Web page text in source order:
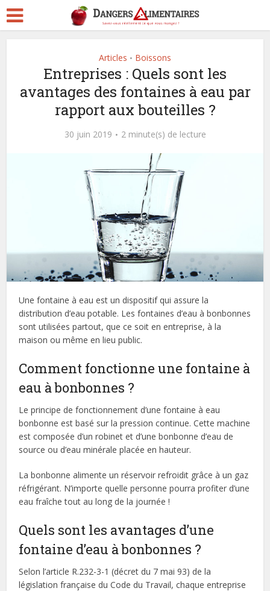
Articles • Boissons
Entreprises : Quels sont les
avantages des fontaines à eau par
rapport aux bouteilles ?
30 juin 2019 2 minute(s) de lecture
Une fontaine à eau est un dispositif qui assure la
distribution d’eau potable. Les fontaines d’eau à bonbonnes
sont utilisées partout, que ce soit en entreprise, à la
maison ou même en lieu public.
Comment fonctionne une fontaine à
eau à bonbonnes ?
Le principe de fonctionnement d’une fontaine à eau
bonbonne est basé sur la pression continue. Cette machine
est composée d’un robinet et d’une bonbonne d’eau de
source ou d’eau minérale placée en hauteur.
La bonbonne alimente un réservoir refroidit grâce à un gaz
réfrigérant. N’importe quelle personne pourra profiter d’une
eau fraîche tout au long de la journée !
Quels sont les avantages d’une
fontaine d’eau à bonbonnes ?
Selon l’article R.232-3-1 (décret du 7 mai 93) de la
législation française du Code du Travail, chaque entreprise